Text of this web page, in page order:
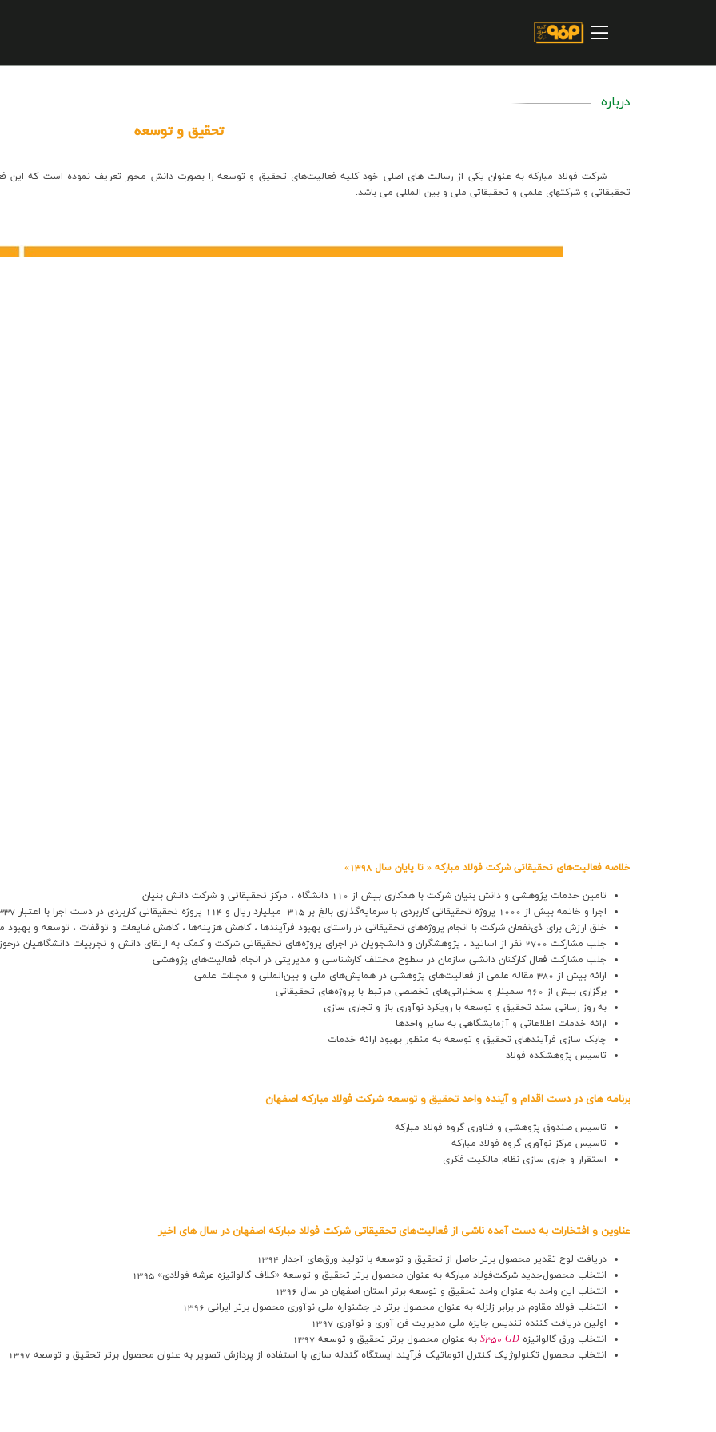
درباره شرکت
خرید و تامین کنندگان
ارتباطات و توسعه برند سازمانی
پروژه های سرمایه گذاری
درباره
تحقيق و توسعه
شركت فولاد مباركه به عنوان يكي از رسالت هاي اصلي خود كليه فعاليت‌هاي تحقيق و توسعه را بصورت دانش محور تعريف نموده است كه اين
تحقيقاتي و شركتهاي علمي و تحقيقاتي ملي و بين المللي مي باشد.
خلاصه فعالیت‌های تحقیقاتی شرکت فولاد مبارکه « تا پایان سال 1398»
تامین خدمات پژوهشی و دانش بنیان شرکت با همکاری بیش از 110 دانشگاه ، مرکز تحقیقاتی و شرکت دانش بنیان
اجرا و خاتمه بیش از 1000 پروژه تحقیقاتی کاربردی با سرمایه‌گذاری بالغ بر 315 میلیارد ریال و 114 پروژه تحقیقاتی کاربردی در دست اجرا با اعتبار 337 میلیارد ریال
خلق ارزش برای ذی‌نفعان شرکت با انجام پروژه‌های تحقیقاتی در راستای بهبود فرآیندها ، کاهش هزینه‌ها ، کاهش ضایعات و توقفات ، توسعه و بهبود
جلب مشارکت 2700 نفر از اساتید ، پژوهشگران و دانشجویان در اجرای پروژه‌های تحقیقاتی شرکت و کمک به ارتقای دانش و تجربیات دانشگاهیان درحوزه صنعت
جلب مشارکت فعال کارکنان دانشی سازمان در سطوح مختلف کارشناسی و مدیریتی در انجام فعالیت‌های پژوهشی
ارائه بیش از 380 مقاله علمی از فعالیت‌های پژوهشی در همایش‌های ملی و بین‌المللی و مجلات علمی
برگزاری بیش از 960 سمینار و سخنرانی‌های تخصصی مرتبط با پروژه‌های تحقیقاتی
به روز رسانی سند تحقیق و توسعه با رویکرد نوآوری باز و تجاری سازی
ارائه خدمات اطلاعاتی و آزمایشگاهی به سایر واحدها
چابک سازی فرآیندهای تحقیق و توسعه به منظور بهبود ارائه خدمات
تاسیس پژوهشکده فولاد
برنامه های در دست اقدام و آینده واحد تحقیق و توسعه شرکت فولاد مبارکه اصفهان
تاسیس صندوق پژوهشی و فناوری گروه فولاد مبارکه
تاسیس مرکز نوآوری گروه فولاد مبارکه
استقرار و جاری سازی نظام مالکیت فکری
عناوین و افتخارات به دست آمده ناشی از فعالیت‌های تحقیقاتی شرکت فولاد مبارکه اصفهان در سال های اخیر
دریافت لوح تقدیر محصول برتر حاصل از تحقیق و توسعه با تولید ورق‌های آجدار 1394
انتخاب محصول‌جدید شرکت‌فولاد مبارکه به عنوان محصول برتر تحقیق و توسعه «کلاف گالوانیزه عرشه فولادی» 1395
انتخاب این واحد به عنوان واحد تحقیق و توسعه برتر استان اصفهان در سال 1396
انتخاب فولاد مقاوم در برابر زلزله به عنوان محصول برتر در جشنواره ملی نوآوری محصول برتر ایرانی 1396
اولین دریافت کننده تندیس جایزه ملی مدیریت فن آوری و نوآوری 1397
انتخاب ورق گالوانیزه S350 GD به عنوان محصول برتر تحقیق و توسعه 1397
انتخاب محصول تکنولوژیک کنترل اتوماتیک فرآیند ایستگاه گندله سازی با استفاده از پردازش تصویر به عنوان محصول برتر تحقیق و توسعه 1397